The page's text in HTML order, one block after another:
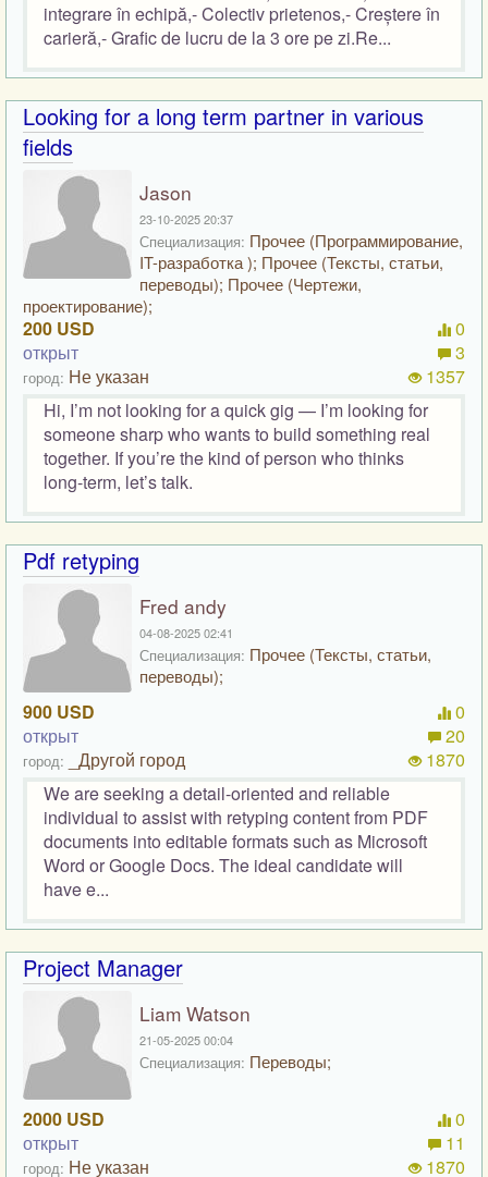
integrare în echipă,- Colectiv prietenos,- Creștere în
carieră,- Grafic de lucru de la 3 ore pe zi.Re...
Looking for a long term partner in various
fields
Jason
23-10-2025 20:37
Специализация: Прочее (Программирование,
IT-разработка ); Прочее (Тексты, статьи,
переводы); Прочее (Чертежи,
проектирование);
200 USD
открыт
город: Не указан
0
3
1357
Hi, I’m not looking for a quick gig — I’m looking for
someone sharp who wants to build something real
together. If you’re the kind of person who thinks
long-term, let’s talk.
Pdf retyping
Fred andy
04-08-2025 02:41
Специализация: Прочее (Тексты, статьи,
переводы);
900 USD
открыт
город: _Другой город
0
20
1870
We are seeking a detail-oriented and reliable
individual to assist with retyping content from PDF
documents into editable formats such as Microsoft
Word or Google Docs. The ideal candidate will
have e...
Project Manager
Liam Watson
21-05-2025 00:04
Специализация: Переводы;
2000 USD
открыт
город: Не указан
0
11
1870